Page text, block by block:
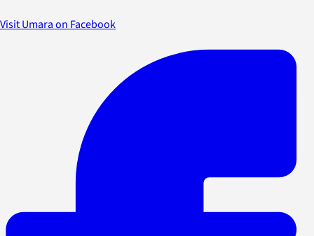
Visit Umara on Facebook